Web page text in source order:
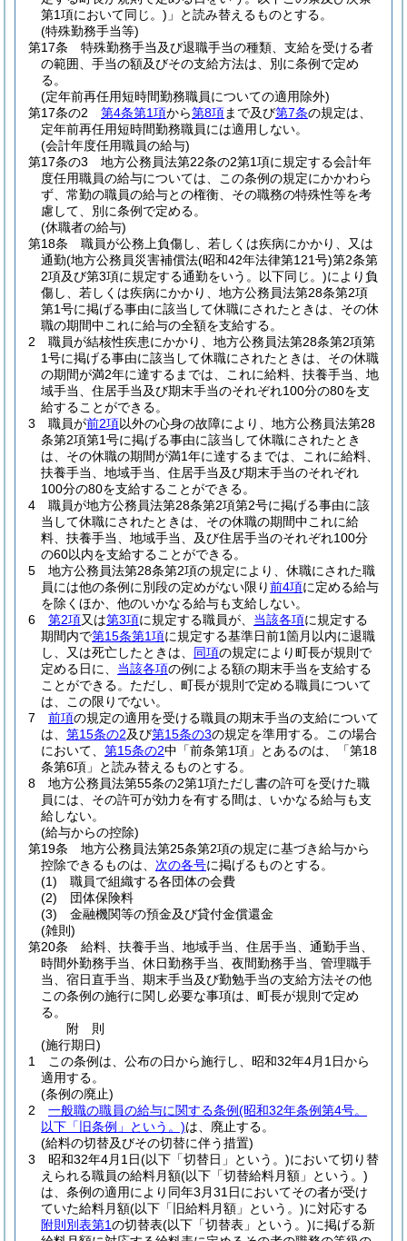
第1項において同じ。) 」と読み替えるものとする。
(特殊勤務手当等)
第17条
特殊勤務手当及び退職手当の種類、支給を受ける者
の範囲、手当の額及びその支給方法は、別に条例で定め
る。
(定年前再任用短時間勤務職員についての適用除外)
第17条の2
第4条第1項から第8項まで及び第7条の規定は、
定年前再任用短時間勤務職員には適用しない。
(会計年度任用職員の給与)
第17条の3
地方公務員法第22条の2第1項に規定する会計年
度任用職員の給与については、この条例の規定にかかわら
ず、常勤の職員の給与との権衡、その職務の特殊性等を考
慮して、別に条例で定める。
(休職者の給与)
第18条
職員が公務上負傷し、若しくは疾病にかかり、又は
通勤(地方公務員災害補償法(昭和42年法律第121号)第2条第
2項及び第3項に規定する通勤をいう。以下同じ。)により負
傷し、若しくは疾病にかかり、地方公務員法第28条第2項
第1号に掲げる事由に該当して休職にされたときは、その休
職の期間中これに給与の全額を支給する。
2
職員が結核性疾患にかかり、地方公務員法第28条第2項第
1号に掲げる事由に該当して休職にされたときは、その休職
の期間が満2年に達するまでは、これに給料、扶養手当、地
域手当、住居手当及び期末手当のそれぞれ100分の80を支
給することができる。
3
職員が前2項以外の心身の故障により、地方公務員法第28
条第2項第1号に掲げる事由に該当して休職にされたとき
は、その休職の期間が満1年に達するまでは、これに給料、
扶養手当、地域手当、住居手当及び期末手当のそれぞれ
100分の80を支給することができる。
4
職員が地方公務員法第28条第2項第2号に掲げる事由に該
当して休職にされたときは、その休職の期間中これに給
料、扶養手当、地域手当、及び住居手当のそれぞれ100分
の60以内を支給することができる。
5
地方公務員法第28条第2項の規定により、休職にされた職
員には他の条例に別段の定めがない限り前4項に定める給与
を除くほか、他のいかなる給与も支給しない。
6
第2項又は第3項に規定する職員が、 当該各項に規定する
期間内で第15条第1項に規定する基準日前1箇月以内に退職
し、又は死亡したときは、 同項の規定により町長が規則で
定める日に、 当該各項の例による額の期末手当を支給する
ことができる。 ただし、町長が規則で定める職員について
は、この限りでない。
7
前項の規定の適用を受ける職員の期末手当の支給について
は、 第15条の2及び第15条の3の規定を準用する。
この場合
において、 第15条の2中「前条第1項」とあるのは、「第18
条第6項」と読み替えるものとする。
8
地方公務員法第55条の2第1項ただし書の許可を受けた職
員には、その許可が効力を有する間は、いかなる給与も支
給しない。
(給与からの控除)
第19条
地方公務員法第25条第2項の規定に基づき給与から
控除できるものは、 次の各号に掲げるものとする。
(1)
職員で組織する各団体の会費
(2)
団体保険料
(3)
金融機関等の預金及び貸付金償還金
(雑則)
第20条
給料、扶養手当、地域手当、住居手当、通勤手当、
時間外勤務手当、休日勤務手当、夜間勤務手当、管理職手
当、宿日直手当、期末手当及び勤勉手当の支給方法その他
この条例の施行に関し必要な事項は、町長が規則で定め
る。
附 則
(施行期日)
1
この条例は、公布の日から施行し、昭和32年4月1日から
適用する。
(条例の廃止)
2
一般職の職員の給与に関する条例(昭和32年条例第4号。
以下「旧条例」という。)は、廃止する。
(給料の切替及びその切替に伴う措置)
3
昭和32年4月1日(以下「切替日」という。)において切り替
えられる職員の給料月額(以下「切替給料月額」という。)
は、条例の適用により同年3月31日においてその者が受け
ていた給料月額(以下「旧給料月額」という。)に対応する
附則別表第1の切替表(以下「切替表」という。)に掲げる新